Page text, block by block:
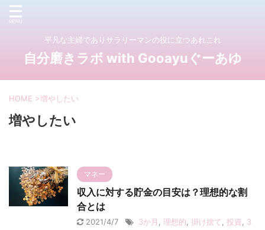
平凡な主婦でありサラリーマンの役に立つあれこれ
自分磨きラボ with Gooayuぐーあゆ
HOME >増やしたい
増やしたい
マネー
収入に対する貯金の目安は？理想的な割
合とは
2021/4/7 3か月 理想的 掛け捨て 投資
3